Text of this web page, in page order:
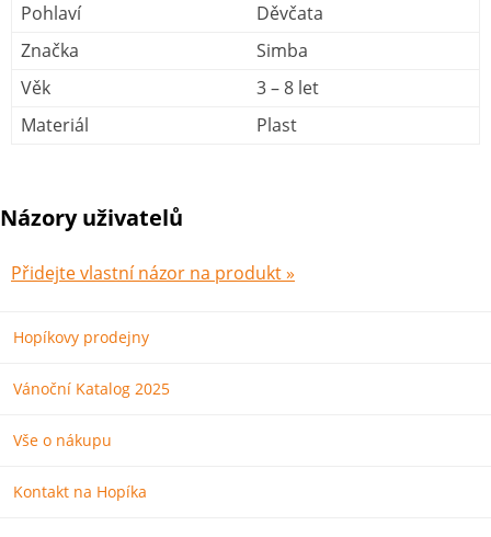
Pohlaví
Děvčata
Značka
Simba
Věk
3 – 8 let
Materiál
Plast
Názory uživatelů
Přidejte vlastní názor na produkt »
Hopíkovy prodejny
Vánoční Katalog 2025
Vše o nákupu
Kontakt na Hopíka